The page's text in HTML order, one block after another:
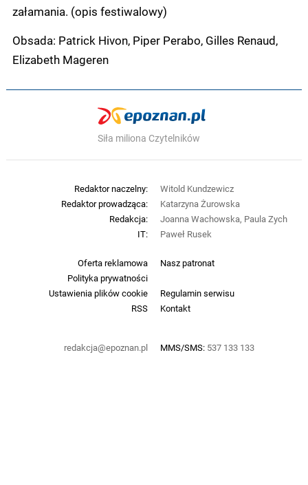
załamania. (opis festiwalowy)
Obsada: Patrick Hivon, Piper Perabo, Gilles Renaud,
Elizabeth Mageren
Siła miliona Czytelników
Oferta reklamowa
Nasz patronat
Polityka prywatności
Ustawienia plików cookie
Regulamin serwisu
RSS
Kontakt
redakcja@epoznan.pl MMS/SMS: 537 133 133
Redaktor naczelny:
Witold Kundzewicz
Redaktor prowadząca:
Katarzyna Żurowska
Redakcja:
Joanna Wachowska, Paula Zych
IT:
Paweł Rusek